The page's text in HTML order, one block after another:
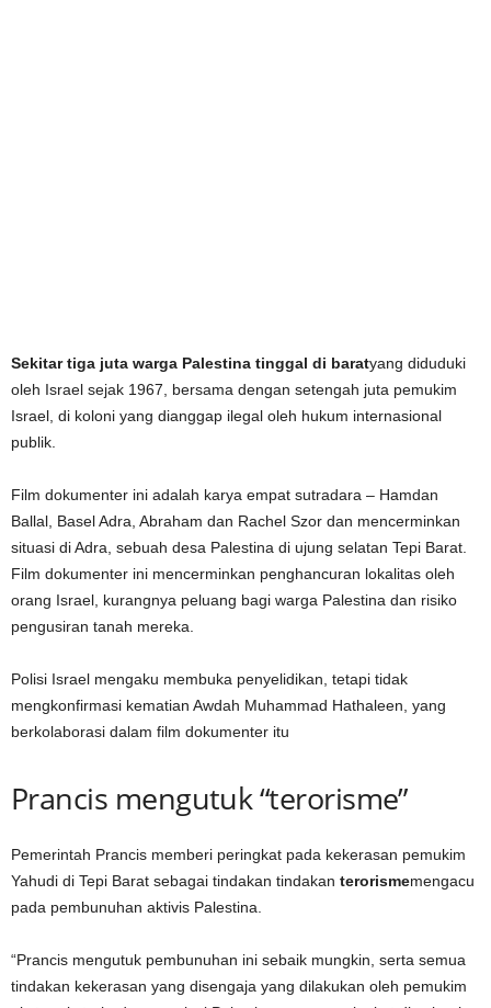
Sekitar tiga juta warga Palestina tinggal di baratyang diduduki
oleh Israel sejak 1967, bersama dengan setengah juta pemukim
Israel, di koloni yang dianggap ilegal oleh hukum internasional
publik.
Film dokumenter ini adalah karya empat sutradara – Hamdan
Ballal, Basel Adra, Abraham dan Rachel Szor dan mencerminkan
situasi di Adra, sebuah desa Palestina di ujung selatan Tepi Barat.
Film dokumenter ini mencerminkan penghancuran lokalitas oleh
orang Israel, kurangnya peluang bagi warga Palestina dan risiko
pengusiran tanah mereka.
Polisi Israel mengaku membuka penyelidikan, tetapi tidak
mengkonfirmasi kematian Awdah Muhammad Hathaleen, yang
berkolaborasi dalam film dokumenter itu
Prancis mengutuk “terorisme”
Pemerintah Prancis memberi peringkat pada kekerasan pemukim
Yahudi di Tepi Barat sebagai tindakan tindakan terorismemengacu
pada pembunuhan aktivis Palestina.
“Prancis mengutuk pembunuhan ini sebaik mungkin, serta semua
tindakan kekerasan yang disengaja yang dilakukan oleh pemukim